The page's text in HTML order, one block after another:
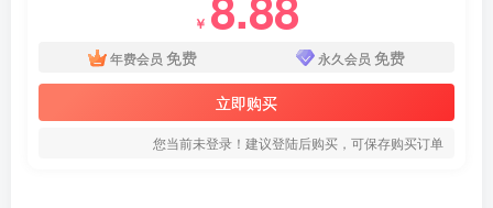
￥
年费会员 免费 永久会员 免费
立即购买
您当前未登录！建议登陆后购买，可保存购买订单